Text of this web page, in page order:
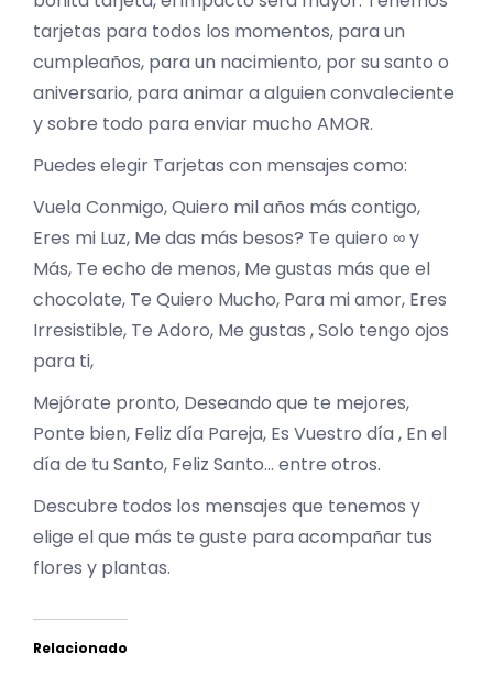
tarjetas para todos los momentos, para un
cumpleaños, para un nacimiento, por su santo o
aniversario, para animar a alguien convaleciente
y sobre todo para enviar mucho AMOR.
Puedes elegir Tarjetas con mensajes como:
Vuela Conmigo, Quiero mil años más contigo,
Eres mi Luz, Me das más besos? Te quiero ∞ y
Más, Te echo de menos, Me gustas más que el
chocolate, Te Quiero Mucho, Para mi amor, Eres
Irresistible, Te Adoro, Me gustas , Solo tengo ojos
para ti,
Mejórate pronto, Deseando que te mejores,
Ponte bien, Feliz día Pareja, Es Vuestro día , En el
día de tu Santo, Feliz Santo… entre otros.
Descubre todos los mensajes que tenemos y
elige el que más te guste para acompañar tus
flores y plantas.
Relacionado